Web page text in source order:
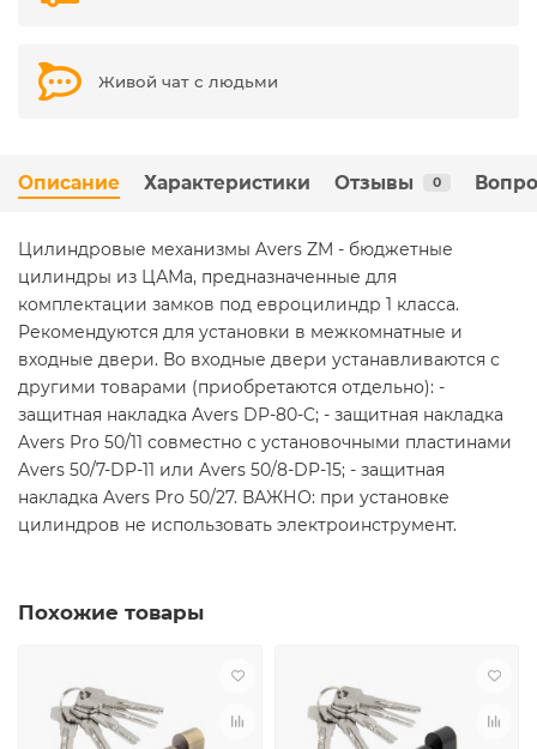
Живой чат с людьми
Описание Характеристики Отзывы 0
Цилиндровые механизмы Avers ZM - бюджетные
цилиндры из ЦАМа, предназначенные для
комплектации замков под евроцилиндр 1 класса.
Рекомендуются для установки в межкомнатные и
входные двери. Во входные двери устанавливаются с
другими товарами (приобретаются отдельно): -
защитная накладка Avers DP-80-C; - защитная накладка
Avers Pro 50/11 совместно с установочными пластинами
Avers 50/7-DP-11 или Avers 50/8-DP-15; - защитная
накладка Avers Pro 50/27. ВАЖНО: при установке
цилиндров не использовать электроинструмент.
Похожие товары